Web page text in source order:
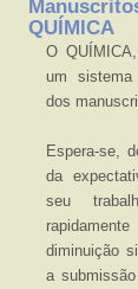
QUÍMICA
O
um sistema
dos
Espera-se,
da
seu
diminuição
a